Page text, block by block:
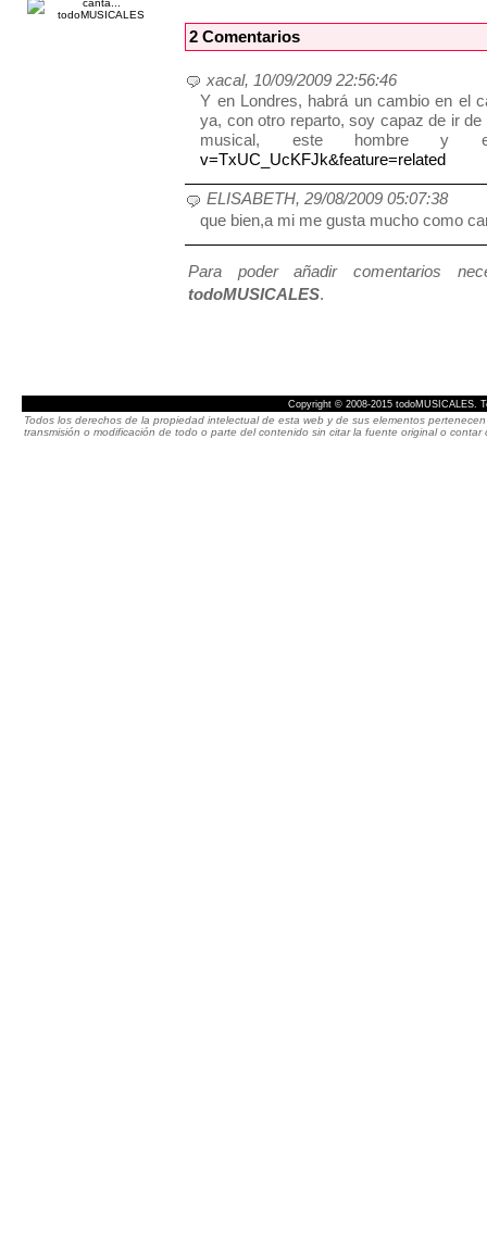
2 Comentarios
xacal, 10/09/2009 22:56:46
Y en Londres, habrá un cambio en el
ya, con otro reparto, soy capaz de ir
musical, este hombre y
v=TxUC_UcKFJk&feature=related
ELISABETH, 29/08/2009 05:07:38
que bien,a mi me gusta mucho como
Para poder añadir comentarios
todoMUSICALES.
Copyright © 2008-2015 todoMUSICALES.
Todos los derechos de la propiedad intelectual de esta web y de sus elementos
transmisión o modificación de todo o parte del contenido sin citar la fuente original o